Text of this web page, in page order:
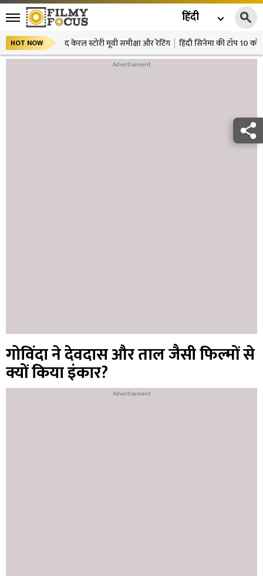
हिंदी
HOT NOW द केरल स्टोरी मूवी समीक्षा और रेटिंग हिंदी सिनेमा की टॉप 10
गोविंदा ने देवदास और ताल जैसी फिल्मों से
क्यों किया इंकार?